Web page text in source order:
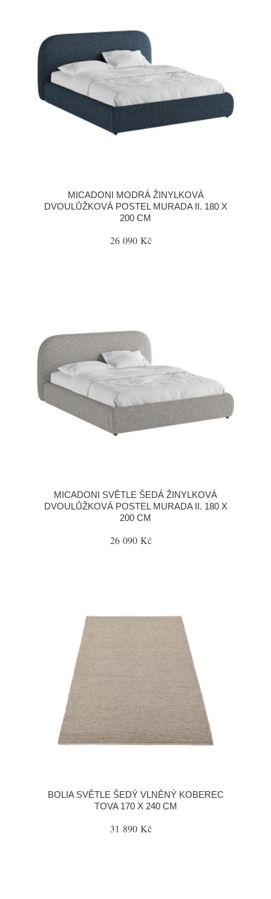
MICADONI MODRÁ ŽINYLKOVÁ
DVOULŮŽKOVÁ POSTEL MURADA II. 180 X
200 CM
26 090 Kč
MICADONI SVĚTLE ŠEDÁ ŽINYLKOVÁ
DVOULŮŽKOVÁ POSTEL MURADA II. 180 X
200 CM
26 090 Kč
BOLIA SVĚTLE ŠEDÝ VLNĚNÝ KOBEREC
TOVA 170 X 240 CM
31 890 Kč